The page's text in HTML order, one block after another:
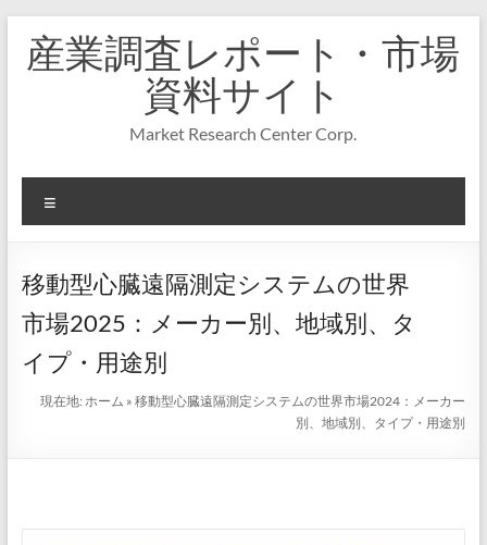
キ
プ
産業調査レポート・市場
資料サイト
Market Research Center Corp.
ニ
ー
移動型心臓遠隔測定システムの世界
市場2025：メーカー別、地域別、タ
イプ・用途別
現在地:ホーム »移動型心臓遠隔測定システムの世界市場2024：メーカー
別、地域別、タイプ・用途別